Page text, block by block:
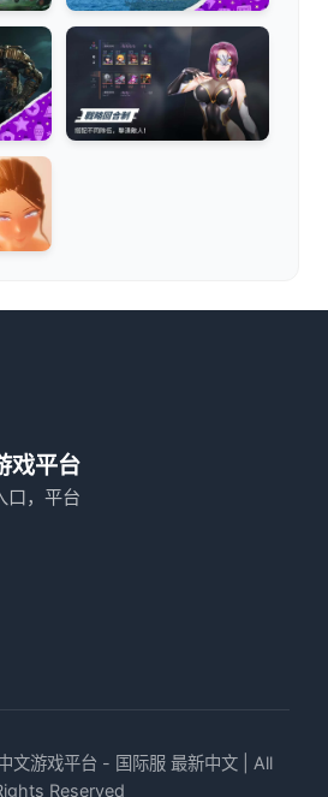
戏平台
口，平台
游戏平台 - 国际服 最新中文 | All
Reserved